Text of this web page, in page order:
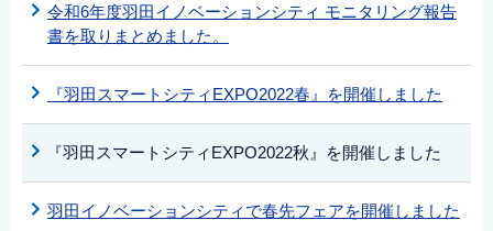
令和6年度羽田イノベーションシティ モニタリング報告
書を取りまとめました。
『羽田スマートシティEXPO2022春』を開催しました
『羽田スマートシティEXPO2022秋』を開催しました
羽田イノベーションシティで春先フェアを開催しました